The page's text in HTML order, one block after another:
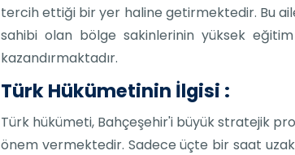
tercih ettiği bir yer haline getirmektedir. Bu
sahibi olan bölge sakinlerinin yüksek
kazandırmaktadır.
Türk Hükümetinin İlgisi :
Türk hükümeti, Bahçeşehir'i büyük stratejik
önem vermektedir. Sadece üçte bir saat